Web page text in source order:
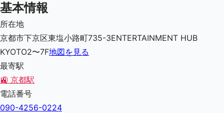
基本情報
所在地
京都市下京区東塩小路町735-3ENTERTAINMENT HUB
KYOTO2〜7F地図を見る
最寄駅
🚉 京都駅
電話番号
090-4256-0224